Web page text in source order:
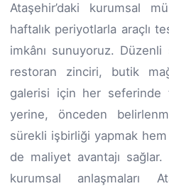
Ataşehir’daki kurumsal
haftalık periyotlarla araçlı
imkânı sunuyoruz.
restoran zinciri, butik
galerisi için her seferinde
yerine, önceden
sürekli işbirliği yapmak hem
de maliyet avantajı sağlar.
kurumsal anlaşmaları